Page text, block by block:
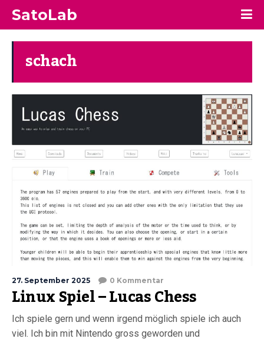
SatoLab
schach
27. September 2025 0 Kommentar
Linux Spiel – Lucas Chess
Ich spiele gern und wenn irgend möglich spiele ich auch
viel. Ich bin mit Nintendo gross geworden und